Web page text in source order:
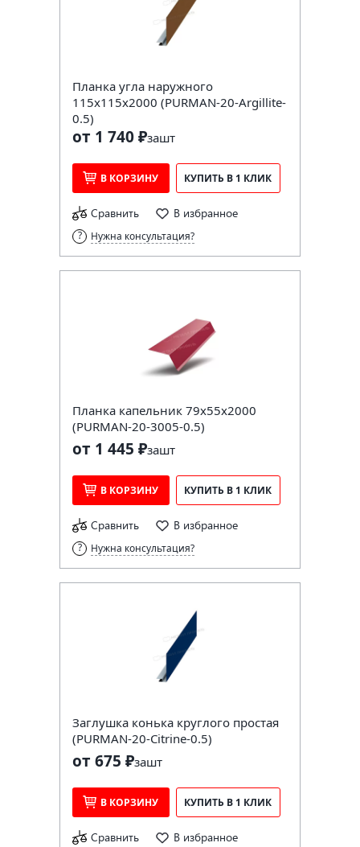
Планка угла наружного
115х115х2000 (PURMAN-20-Argillite-
0.5)
от 1 740 ₽зашт
В КОРЗИНУ КУПИТЬ В 1 КЛИК
Сравнить В избранное
Нужна консультация?
Планка капельник 79х55х2000
(PURMAN-20-3005-0.5)
от 1 445 ₽зашт
В КОРЗИНУ КУПИТЬ В 1 КЛИК
Сравнить В избранное
Нужна консультация?
Заглушка конька круглого простая
(PURMAN-20-Citrine-0.5)
от 675 ₽зашт
В КОРЗИНУ КУПИТЬ В 1 КЛИК
Сравнить В избранное